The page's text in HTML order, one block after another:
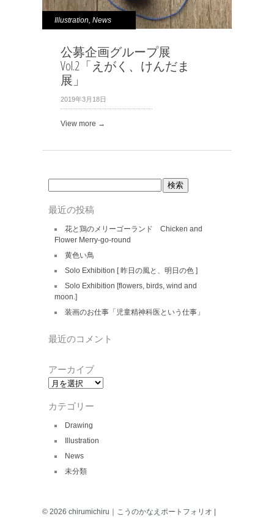
Illustration, News
公募企画グループ展
Vol.2「えがく、けんだま
展」
2019年3月18日
View more →
検
索:
最近の投稿
花と鶏のメリーゴーランド Chicken and
Flower Merry-go-round
黄色い鳥
Solo Exhibition [ 昨日の風と、明日の色 ]
Solo Exhibition [flowers, birds, wind and
moon.]
装画のお仕事「児童精神科医という仕事」
最近のコメント
アーカイブ
ア
カ
ブ
カテゴリー
Drawing
Illustration
News
未分類
© 2026 chirumichiru｜こうのかなえポートフォリオ |